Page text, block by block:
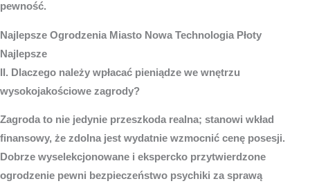
pewność.
Najlepsze Ogrodzenia Miasto Nowa Technologia Płoty
Najlepsze
II. Dlaczego należy wpłacać pieniądze we wnętrzu
wysokojakościowe zagrody?
Zagroda to nie jedynie przeszkoda realna; stanowi wkład
finansowy, że zdolna jest wydatnie wzmocnić cenę posesji.
Dobrze wyselekcjonowane i ekspercko przytwierdzone
ogrodzenie pewni bezpieczeństwo psychiki za sprawą